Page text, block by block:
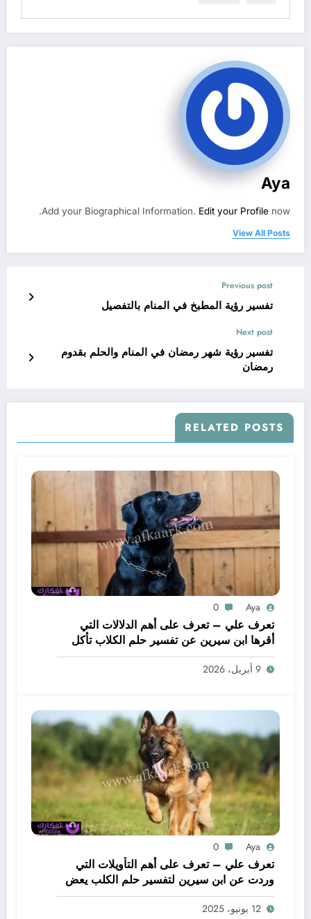
Aya
Add your Biographical Information. Edit your Profile now.
View All Posts
Previous post
تفسير رؤية المطبخ في المنام بالتفصيل
Next post
تفسير رؤية شهر رمضان في المنام والحلم بقدوم
رمضان
RELATED POSTS
Aya
0
تعرف علي – تعرف على أهم الدلالات التي
أقرها ابن سيرين عن تفسير حلم الكلاب تأكل
لحم – بالتفصيل
9 أبريل، 2026
Aya
0
تعرف علي – تعرف على أهم التأويلات التي
وردت عن ابن سيرين لتفسير حلم الكلب يعض
يدي – بالتفصيل
12 يونيو، 2025